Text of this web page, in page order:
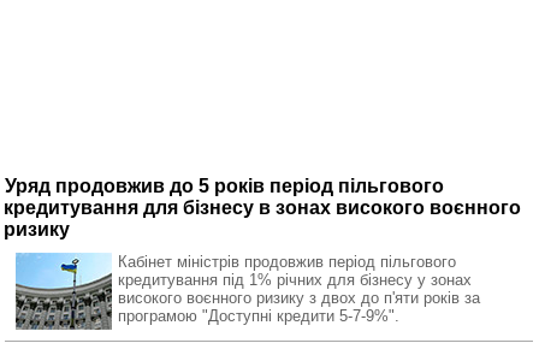
Уряд продовжив до 5 років період пільгового
кредитування для бізнесу в зонах високого воєнного
ризику
Кабінет міністрів продовжив період пільгового
кредитування під 1% річних для бізнесу у зонах
високого воєнного ризику з двох до п'яти років за
програмою "Доступні кредити 5-7-9%".